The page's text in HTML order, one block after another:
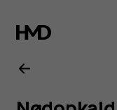
til
Nokia